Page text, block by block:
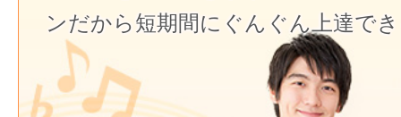
ンだから短期間にぐんぐん上達で